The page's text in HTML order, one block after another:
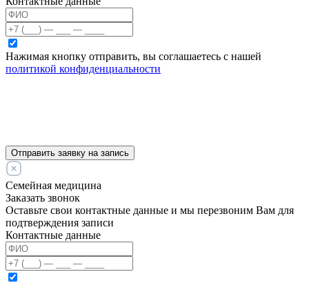
Нажимая кнопку отправить, вы соглашаетесь с нашей
политикой конфиденциальности
Отправить заявку на запись
Семейная медицина
Заказать звонок
Оставьте свои контактные данные и мы перезвоним Вам для
подтверждения записи
Контактные данные